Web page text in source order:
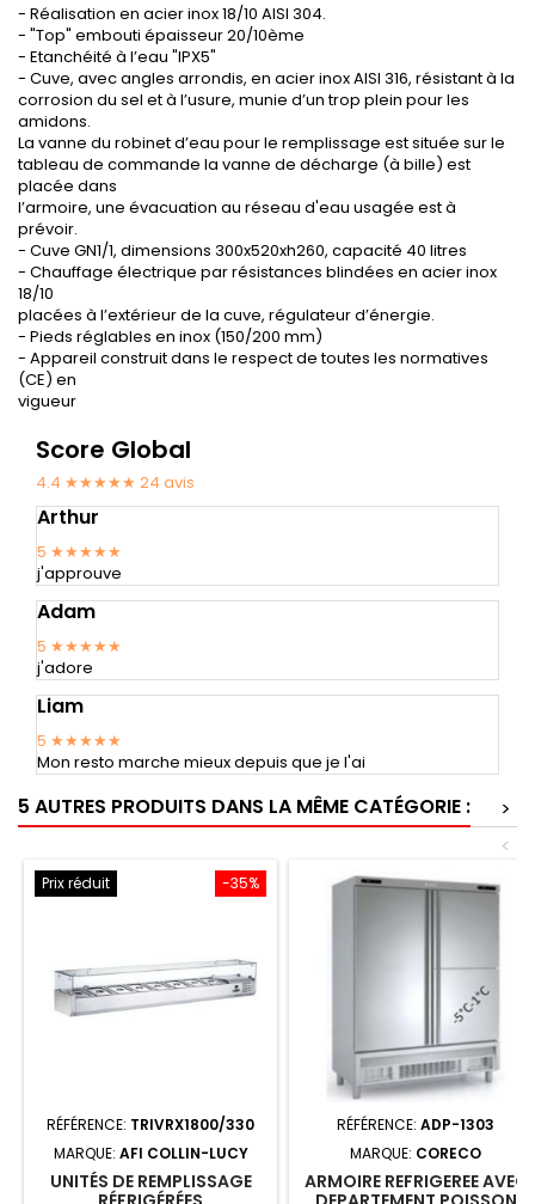
- Réalisation en acier inox 18/10 AISI 304.
- "Top" embouti épaisseur 20/10ème
- Etanchéité à l’eau "IPX5"
- Cuve, avec angles arrondis, en acier inox AISI 316, résistant à la
corrosion du sel et à l’usure, munie d’un trop plein pour les
amidons.
La vanne du robinet d’eau pour le remplissage est située sur le
tableau de commande la vanne de décharge (à bille) est
placée dans
l’armoire, une évacuation au réseau d'eau usagée est à
prévoir.
- Cuve GN1/1, dimensions 300x520xh260, capacité 40 litres
- Chauffage électrique par résistances blindées en acier inox
18/10
placées à l’extérieur de la cuve, régulateur d’énergie.
- Pieds réglables en inox (150/200 mm)
- Appareil construit dans le respect de toutes les normatives
(CE) en
vigueur
Score Global
4.4 ★★★★★ 24 avis
Arthur
5 ★★★★★
j'approuve
Adam
5 ★★★★★
j'adore
Liam
5 ★★★★★
Mon resto marche mieux depuis que je l'ai
5 AUTRES PRODUITS DANS LA MÊME CATÉGORIE :
>
<
-35%
Prix réduit
RÉFÉRENCE: TRIVRX1800/330
MARQUE: AFI COLLIN-LUCY
UNITÉS DE REMPLISSAGE
RÉFÉRENCE: ADP-1303
MARQUE: CORECO
ARMOIRE REFRIGEREE AVEC